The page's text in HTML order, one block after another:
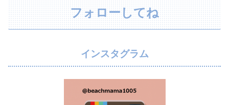
フォローしてね
インスタグラム